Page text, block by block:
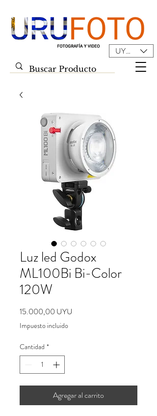
UYU ($U)
Luz led Godox
ML100Bi Bi-Color
120W
15.000,00 UYU
Impuesto incluido
Cantidad *
Agregar al carrito